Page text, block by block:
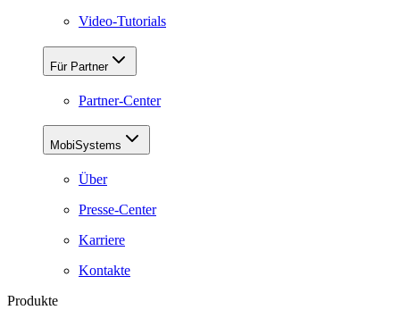
Video-Tutorials
Für Partner
Partner-Center
MobiSystems
Über
Presse-Center
Karriere
Kontakte
Produkte